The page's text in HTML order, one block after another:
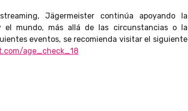
Jägermeister continúa apoyando la
el mundo, más allá de las circunstancias o la
eventos, se recomienda visitar el siguiente
age_check_18